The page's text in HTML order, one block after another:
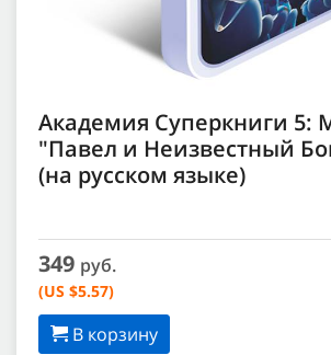
Академия Суперкниги 5:
"Павел и Неизвестный
(на русском языке)
349 руб.
(US $5.57)
В корзину